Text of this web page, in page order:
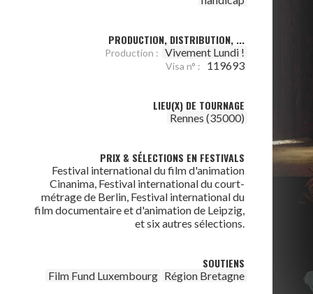
PRODUCTION, DISTRIBUTION, ...
Production : Vivement Lundi !
Visa n° : 119693
LIEU(X) DE TOURNAGE
Rennes (35000)
PRIX & SÉLECTIONS EN FESTIVALS
Festival international du film d'animation
Cinanima, Festival international du court-
métrage de Berlin, Festival international du
film documentaire et d'animation de Leipzig,
et six autres sélections.
SOUTIENS
Film Fund Luxembourg Région Bretagne